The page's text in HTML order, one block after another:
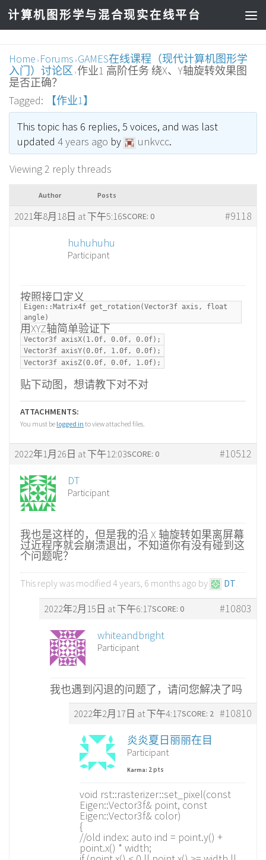
计算机图形学与混合现实在线平台
Home › Forums › GAMES在线课程（现代计算机图形学
入门）讨论区 › 作业1 高阶任务 绕X、Y轴旋转效果图
是否正确？
Tagged:
【作业1】
This topic has 6 replies, 5 voices, and was last
updated 4 years ago by unkvcc.
Viewing 2 reply threads
Author Posts
2021年8月18日 at 下午5:16 #9118
SCORE: 0
huhuhuhu
Participant
按照接口定义
Eigen::Matrix4f get_rotation(Vector3f axis, float
angle)
用XYZ轴简单验证下
Vector3f axisX(1.0f, 0.0f, 0.0f);
Vector3f axisY(0.0f, 1.0f, 0.0f);
Vector3f axisZ(0.0f, 0.0f, 1.0f);
贴下动图，想请教下对不对
ATTACHMENTS:
You must be logged in to view attached files.
2022年1月26日 at 下午12:03 #10512
SCORE: 0
DT
Participant
我也是这样的，但是我的沿 X 轴旋转如果离屏幕
过近程序就会崩溃退出，不知道你有没有碰到这
个问题呢？
This reply was modified 4 years, 6 months ago by DT
2022年2月15日 at 下午6:17 #10803
SCORE: 0
whiteandbright
Participant
我也遇到闪退的问题了，请问您解决了吗
2022年2月17日 at 下午4:17 #10810
SCORE: 2
炎炎夏日丽丽在目
Participant
Karma: 2 pts
void rst::rasterizer::set_pixel(const
Eigen::Vector3f& point, const
Eigen::Vector3f& color)
{
//old index: auto ind = point.y() +
point.x() * width;